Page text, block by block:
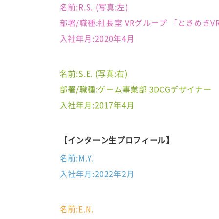
名前:R.S. (写真:左)
部署/職種:社長室 VRグループ 「ときめき
入社年月:2020年4月
名前:S.E. (写真:右)
部署/職種:ゲーム事業部 3DCGデザイナー
入社年月:2017年4月
【インターン生プロフィール】
名前:M.Y.
入社年月:2022年2月
名前:E.N.